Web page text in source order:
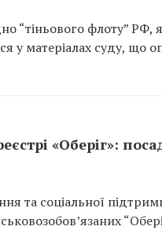
“тіньового флоту” РФ,
у матеріалах суду, що
«Оберіг»:
та соціальної